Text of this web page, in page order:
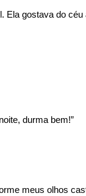
Ela gostava do
durma bem!”
meus olhos